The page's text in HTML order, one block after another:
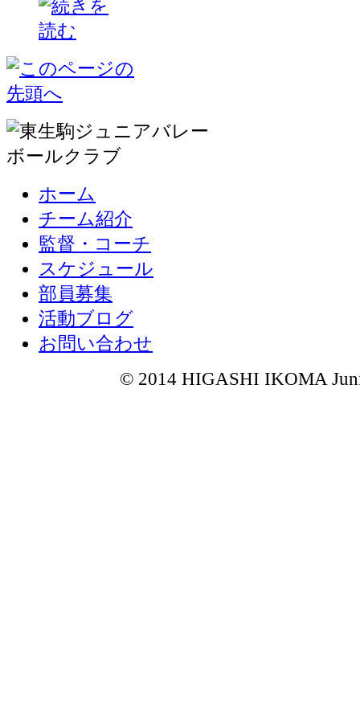
ホーム
チーム紹介
監督・コーチ
スケジュール
部員募集
活動ブログ
お問い合わせ
© 2014 HIGASHI IKOMA